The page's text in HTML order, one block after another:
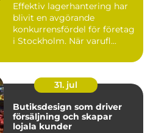
Effektiv lagerhantering har
blivit en avgörande
konkurrensfördel för företag
i Stockholm. När varufl...
31. jul
Butiksdesign som driver
försäljning och skapar
lojala kunder